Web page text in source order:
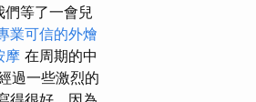
等了一會兒
業可信的外燴
摩 在周期的中
過一些激烈的